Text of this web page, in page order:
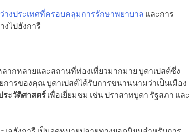
างประเทศที่ครอบคลุมการรักษาพยาบาล และการ
งไปฮังการี
กหลายและสถานที่ท่องเที่ยวมากมาย บูดาเปสต์ซึ่ง
ารของคุณ บูดาเปสต์ได้รับการขนานนามว่าเป็นเมือง
ะวัติศาสตร์เพื่อเยี่ยมชม เช่น ปราสาทบูดา รัฐสภา และ